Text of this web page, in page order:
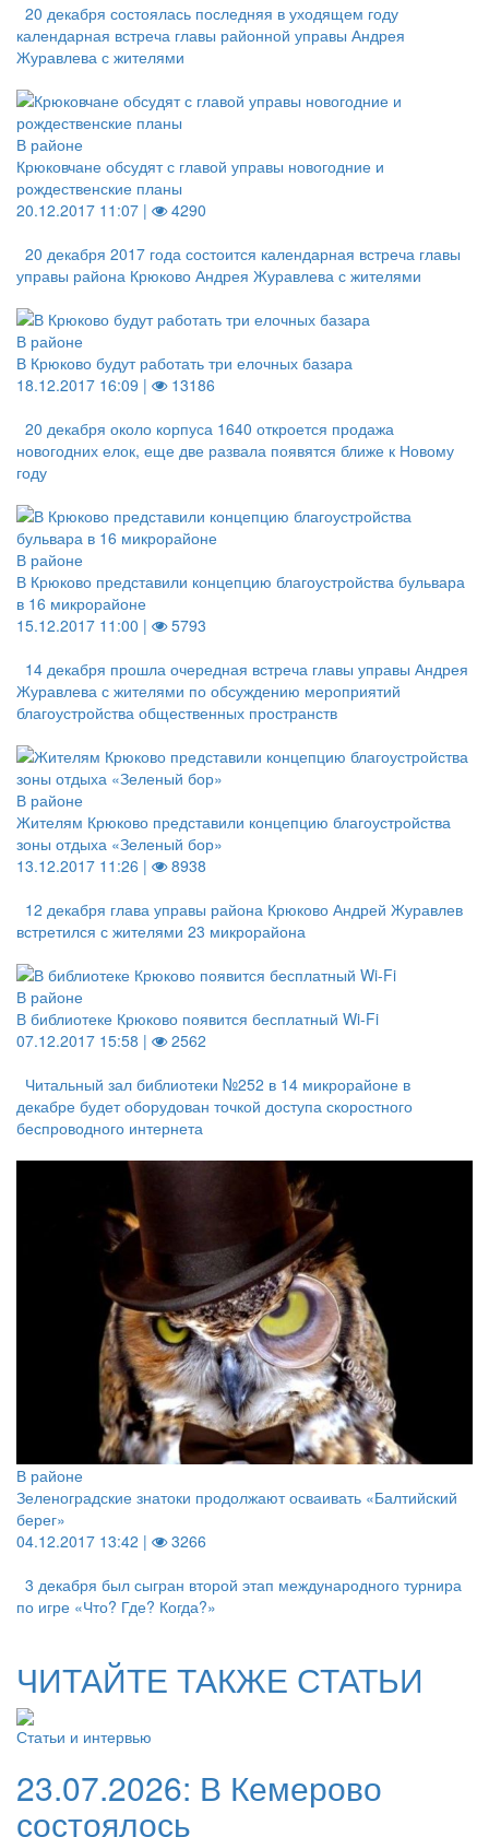
20 декабря состоялась последняя в уходящем году
календарная встреча главы районной управы Андрея
Журавлева с жителями
В районе
Крюковчане обсудят с главой управы новогодние и
рождественские планы
20.12.2017 11:07 |
4290
20 декабря 2017 года состоится календарная встреча главы
управы района Крюково Андрея Журавлева с жителями
В районе
В Крюково будут работать три елочных базара
18.12.2017 16:09 |
13186
20 декабря около корпуса 1640 откроется продажа
новогодних елок, еще две развала появятся ближе к Новому
году
В районе
В Крюково представили концепцию благоустройства бульвара
в 16 микрорайоне
15.12.2017 11:00 |
5793
14 декабря прошла очередная встреча главы управы Андрея
Журавлева с жителями по обсуждению мероприятий
благоустройства общественных пространств
В районе
Жителям Крюково представили концепцию благоустройства
зоны отдыха «Зеленый бор»
13.12.2017 11:26 |
8938
12 декабря глава управы района Крюково Андрей Журавлев
встретился с жителями 23 микрорайона
В районе
В библиотеке Крюково появится бесплатный Wi-Fi
07.12.2017 15:58 |
2562
Читальный зал библиотеки №252 в 14 микрорайоне в
декабре будет оборудован точкой доступа скоростного
беспроводного интернета
В районе
Зеленоградские знатоки продолжают осваивать «Балтийский
берег»
04.12.2017 13:42 |
3266
3 декабря был сыгран второй этап международного турнира
по игре «Что? Где? Когда?»
ЧИТАЙТЕ ТАКЖЕ СТАТЬИ
Статьи и интервью
23.07.2026: В Кемерово
состоялось